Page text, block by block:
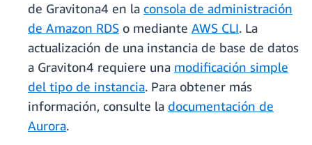
de Gravitona4 en la consola de administración
de Amazon RDS o mediante AWS CLI. La
actualización de una instancia de base de datos
a Graviton4 requiere una modificación simple
del tipo de instancia. Para obtener más
información, consulte la documentación de
Aurora.